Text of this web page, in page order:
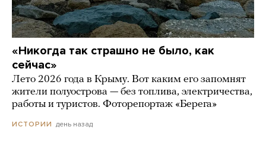
«Никогда так страшно не было, как
сейчас»
Лето 2026 года в Крыму. Вот каким его запомнят
жители полуострова — без топлива, электричества,
работы и туристов. Фоторепортаж «Берега»
ИСТОРИИ день назад